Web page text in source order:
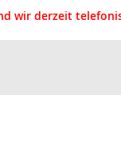
wir derzeit